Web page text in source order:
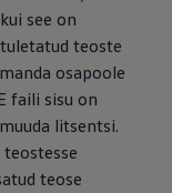
see on
teoste
osapoole
faili sisu on
litsentsi.
teose